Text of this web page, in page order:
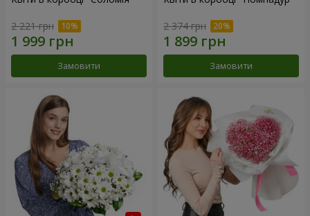
2 221 грн
Замовити
2 374 грн
Замовити